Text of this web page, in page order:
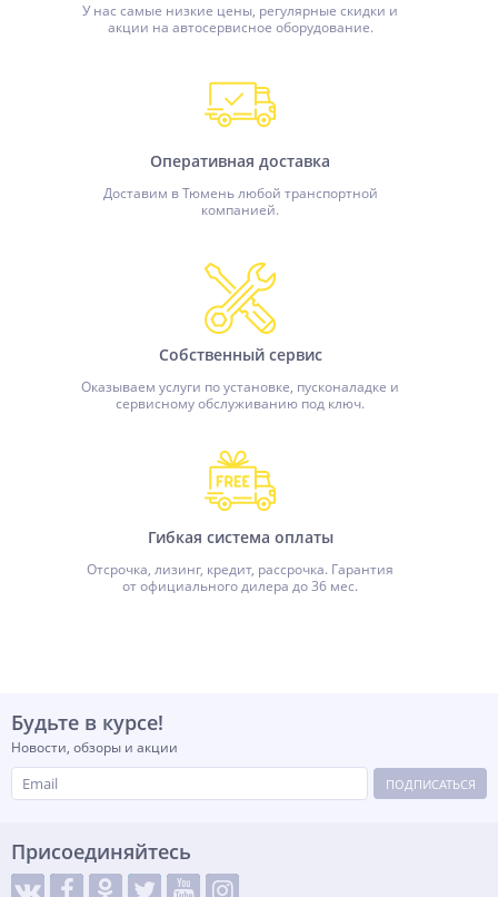
У нас самые низкие цены, регулярные скидки и
акции на автосервисное оборудование.
Оперативная доставка
Доставим в Тюмень любой транспортной
компанией.
Собственный сервис
Оказываем услуги по установке, пусконаладке и
сервисному обслуживанию под ключ.
Гибкая система оплаты
Отсрочка, лизинг, кредит, рассрочка. Гарантия
от официального дилера до 36 мес.
Будьте в курсе!
Новости, обзоры и акции
ПОДПИСАТЬСЯ
Присоединяйтесь